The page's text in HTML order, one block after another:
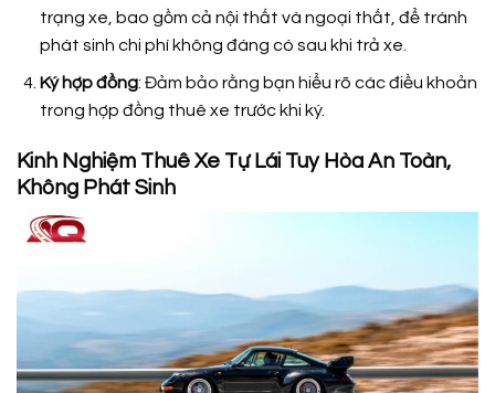
trạng xe, bao gồm cả nội thất và ngoại thất, để tránh
phát sinh chi phí không đáng có sau khi trả xe.
Ký hợp đồng: Đảm bảo rằng bạn hiểu rõ các điều khoản
trong hợp đồng thuê xe trước khi ký.
Kinh Nghiệm Thuê Xe Tự Lái Tuy Hòa An Toàn,
Không Phát Sinh